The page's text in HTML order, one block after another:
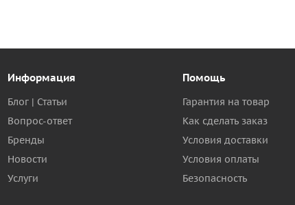
Информация
Блог | Статьи
Вопрос-ответ
Бренды
Новости
Услуги
Помощь
Гарантия на товар
Как сделать заказ
Условия доставки
Условия оплаты
Безопасность